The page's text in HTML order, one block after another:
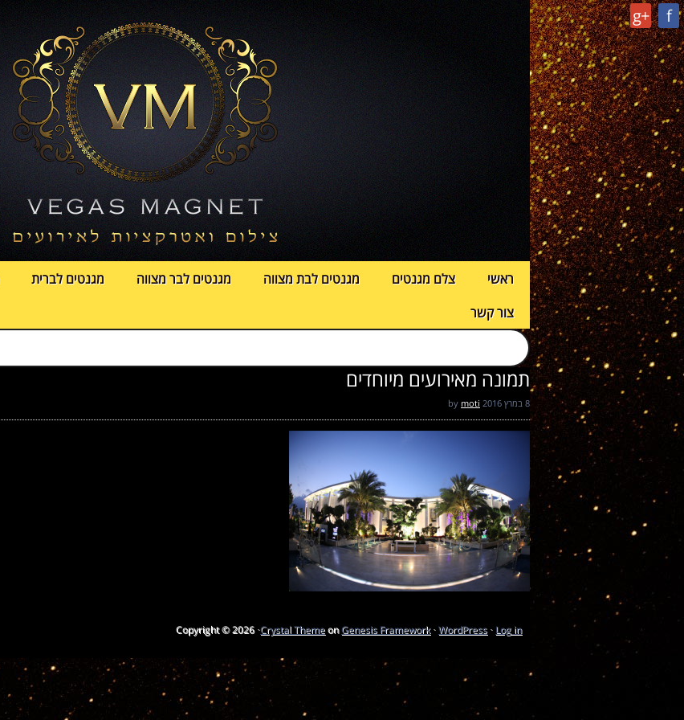
g+ f
ראשי צלם מגנטים מגנטים לבת מצווה מגנטים לבר מצווה מגנטים לברית
צור קשר
תמונה מאירועים מיוחדים
8 במרץ 2016 moti
Copyright © 2026 ·Crystal ThemeonGenesis Framework·WordPress· Log in